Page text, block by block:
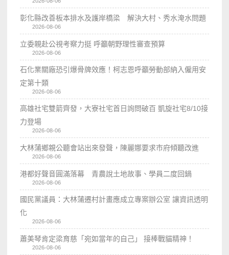
彰化縣改善板本排水及護岸橋梁 解決大村、秀水淹水問題
2026-08-06
立委親赴公視考察力挺 呼籲朝野理性審查預算
2026-08-06
石化業關廠恐引爆骨牌效應！柯志恩呼籲勞動部納入僱用安
定第十類
2026-08-06
高雄社宅雙箭齊發，大寮社宅首日詢問破百 凱旋社宅8/10接
力登場
2026-08-06
大林蒲鄉親公聽會站出來發聲，陳麗娜要求市府傾聽改進
2026-08-06
港都好聲音圓滿落幕 青農說土地故事、學員二度回鍋
2026-08-06
國民黨議員：大林蒲遷村計畫應成立專案辦公室 讓資訊透明
化
2026-08-06
蕭美琴肯定梁育慈「宛如當年的自己」 接棒戰貓精神！
2026-08-06